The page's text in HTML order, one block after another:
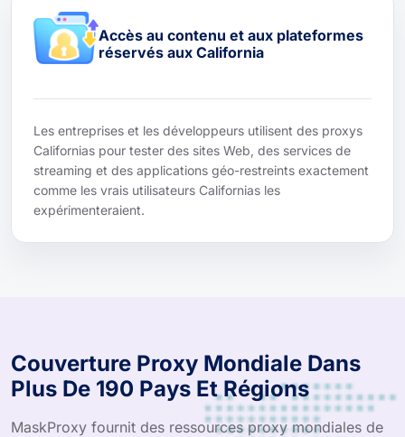
Accès au contenu et aux plateformes
réservés aux California
Les entreprises et les développeurs utilisent des proxys
Californias pour tester des sites Web, des services de
streaming et des applications géo-restreints exactement
comme les vrais utilisateurs Californias les
expérimenteraient.
Couverture Proxy Mondiale Dans
Plus De 190 Pays Et Régions
MaskProxy fournit des ressources proxy mondiales de